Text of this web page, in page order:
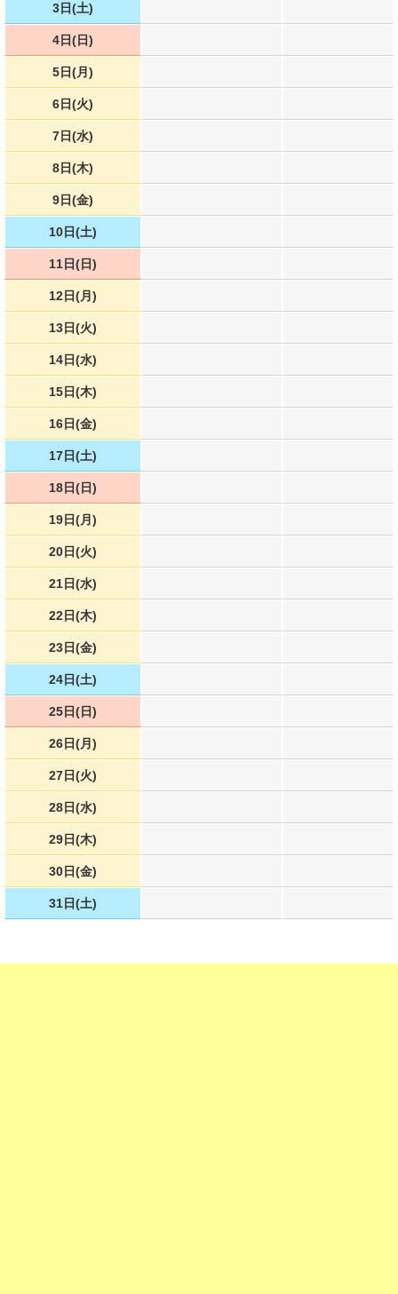
3日(土)
4日(日)
5日(月)
6日(火)
7日(水)
8日(木)
9日(金)
10日(土)
11日(日)
12日(月)
13日(火)
14日(水)
15日(木)
16日(金)
17日(土)
18日(日)
19日(月)
20日(火)
21日(水)
22日(木)
23日(金)
24日(土)
25日(日)
26日(月)
27日(火)
28日(水)
29日(木)
30日(金)
31日(土)